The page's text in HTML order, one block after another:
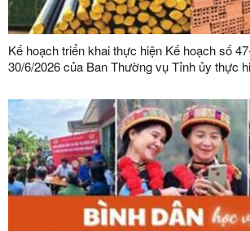
Kế hoạch triển khai thực hiện Kế hoạch số
30/6/2026 của Ban Thường vụ Tỉnh ủy thực
đạo của Đảng đối với công tác quản lý, phát
dựng trong giai đoạn mới